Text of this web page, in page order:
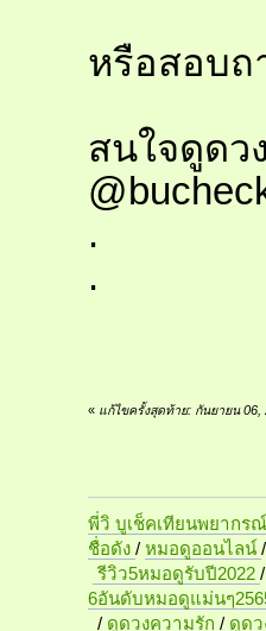
หรือสอบถ
สนใจดูดว
.
.
« แก้ไขครั้งสุดท้าย: กันยายน 06,
พี่วิ บูเช็คเทียนพยากร
ชื่อดัง / หมอดูออนไลน์
รีวิว5หมอดูรับปี2022
6อันดับหมอดูแม่นๆ
/ ดูดวงความรัก / ดูด